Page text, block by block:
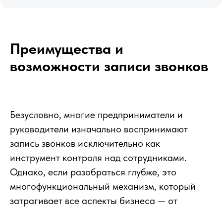
Преимущества и
возможности записи звонков
Безусловно, многие предприниматели и
руководители изначально воспринимают
запись звонков исключительно как
инструмент контроля над сотрудниками.
Однако, если разобраться глубже, это
многофункциональный механизм, который
затрагивает все аспекты бизнеса — от